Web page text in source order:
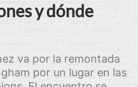
y dónde
va por la remontada
por un lugar en las